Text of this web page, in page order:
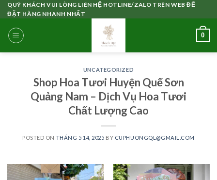
Skip
to
content
QUÝ KHÁCH VUI LÒNG LIÊN HỆ HOTLINE/ZALO TRÊN WEB ĐỂ
ĐẶT HÀNG NHANH NHẤT
0
UNCATEGORIZED
Shop Hoa Tươi Huyện Quế Sơn
Quảng Nam – Dịch Vụ Hoa Tươi
Chất Lượng Cao
POSTED ON THÁNG 5 14, 2025 BY CUPHUONGQL@GMAIL.COM